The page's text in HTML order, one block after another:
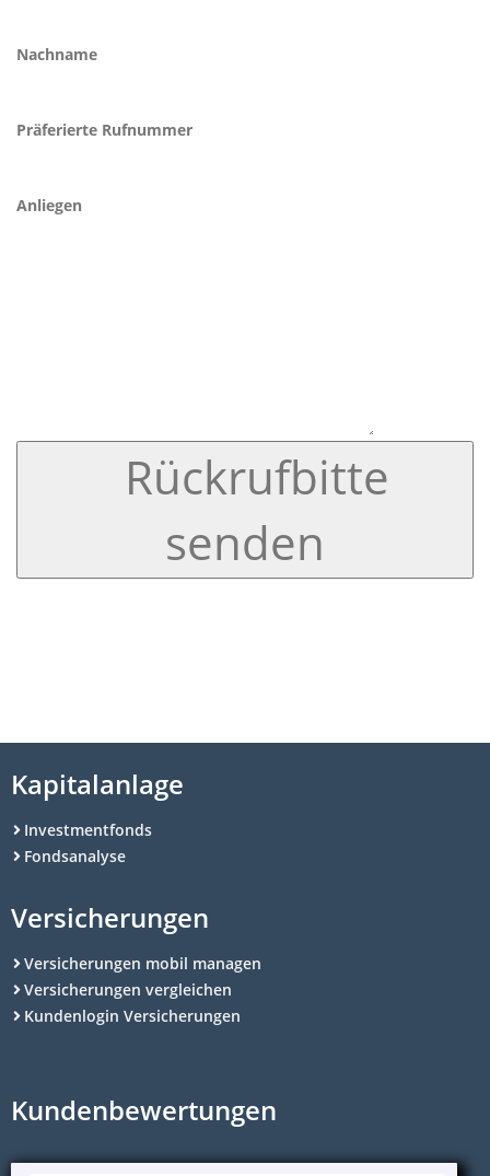
Nachname
Präferierte Rufnummer
Anliegen
Rückrufbitte
senden
Kapitalanlage
Investmentfonds
Fondsanalyse
Versicherungen
Versicherungen mobil managen
Versicherungen vergleichen
Kundenlogin Versicherungen
Kundenbewertungen